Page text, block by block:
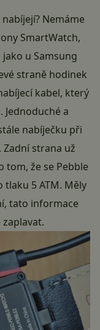
Nemáme
SmartWatch,
u Samsung
straně hodinek
kabel, který
a
nabíječku při
strana už
tom, že se Pebble
5 ATM. Měly
tato informace